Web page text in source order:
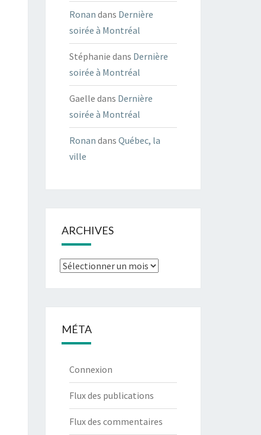
Ronan dans Dernière
soirée à Montréal
Stéphanie dans Dernière
soirée à Montréal
Gaelle dans Dernière
soirée à Montréal
Ronan dans Québec, la
ville
ARCHIVES
Archives
MÉTA
Connexion
Flux des publications
Flux des commentaires